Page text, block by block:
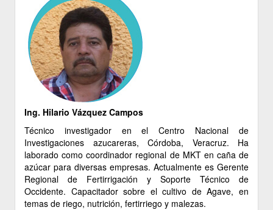
Ing. Hilario Vázquez Campos
Técnico investigador en el Centro Nacional de
Investigaciones azucareras, Córdoba, Veracruz. Ha
laborado como coordinador regional de MKT en caña de
azúcar para diversas empresas. Actualmente es Gerente
Regional de Fertirrigación y Soporte Técnico de
Occidente. Capacitador sobre el cultivo de Agave, en
temas de riego, nutrición, fertirriego y malezas.